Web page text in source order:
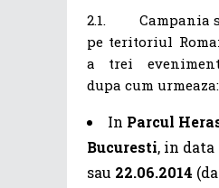
2.1. Campania
pe teritoriul
a trei
dupa cum urmeaza:
In Parcul
Bucuresti, in data
sau 22.06.2014